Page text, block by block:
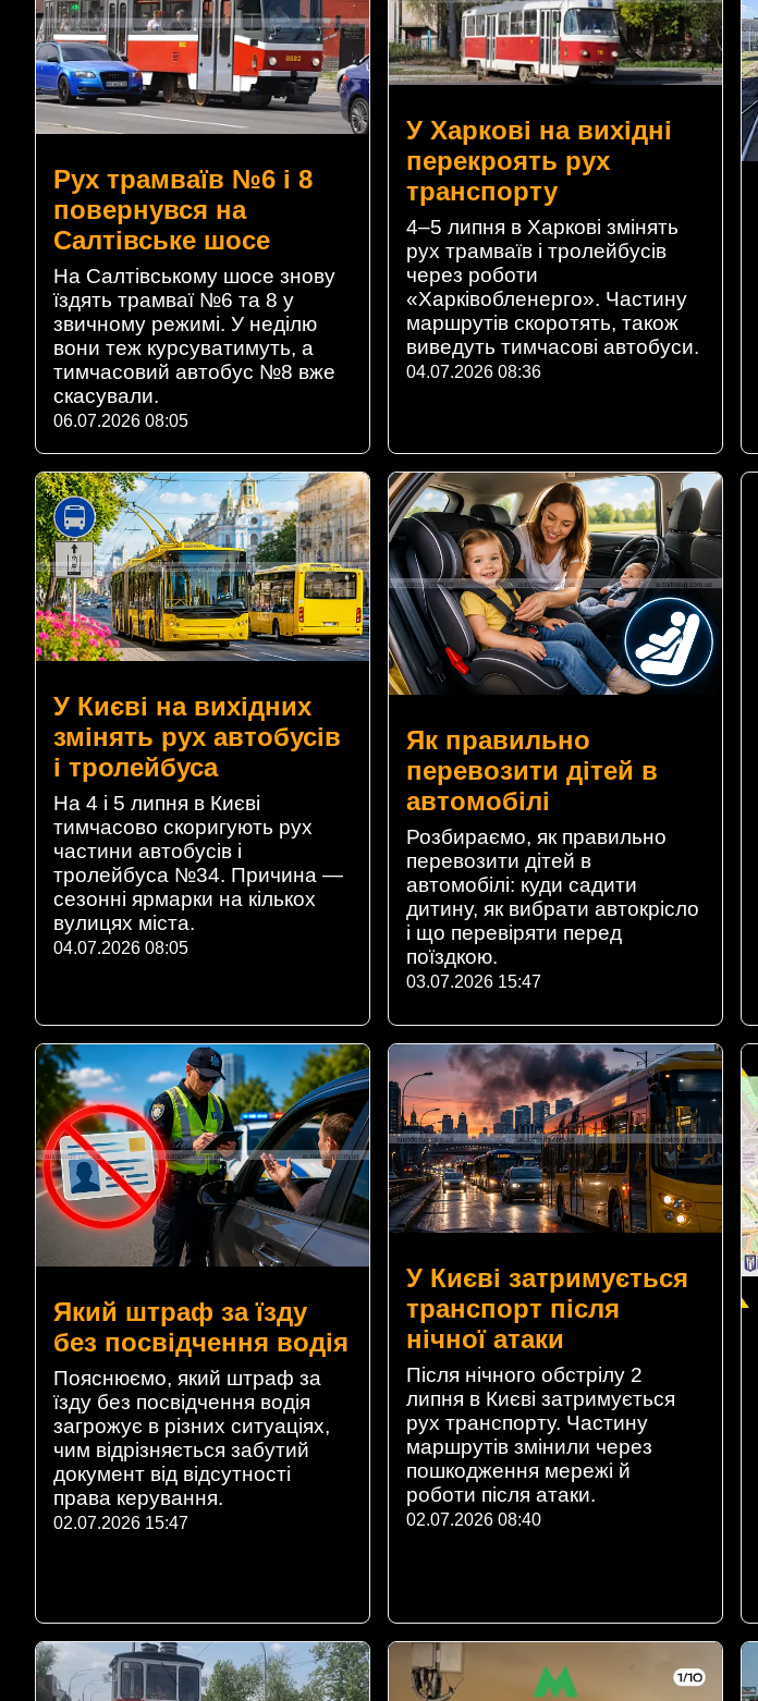
Рух трамваїв №6 і 8
повернувся на
Салтівське шосе
На Салтівському шосе знову
їздять трамваї №6 та 8 у
звичному режимі. У неділю
вони теж курсуватимуть, а
тимчасовий автобус №8 вже
скасували.
06.07.2026 08:05
У Харкові на вихідні
перекроять рух
транспорту
4–5 липня в Харкові змінять
рух трамваїв і тролейбусів
через роботи
«Харківобленерго». Частину
маршрутів скоротять, також
виведуть тимчасові автобуси.
04.07.2026 08:36
У Києві на вихідних
змінять рух автобусів
і тролейбуса
На 4 і 5 липня в Києві
тимчасово скоригують рух
частини автобусів і
тролейбуса №34. Причина —
сезонні ярмарки на кількох
вулицях міста.
04.07.2026 08:05
Як правильно
перевозити дітей в
автомобілі
Розбираємо, як правильно
перевозити дітей в
автомобілі: куди садити
дитину, як вибрати автокрісло
і що перевіряти перед
поїздкою.
03.07.2026 15:47
Який штраф за їзду
без посвідчення водія
Пояснюємо, який штраф за
їзду без посвідчення водія
загрожує в різних ситуаціях,
чим відрізняється забутий
документ від відсутності
права керування.
02.07.2026 15:47
У Києві затримується
транспорт після
нічної атаки
Після нічного обстрілу 2
липня в Києві затримується
рух транспорту. Частину
маршрутів змінили через
пошкодження мережі й
роботи після атаки.
02.07.2026 08:40